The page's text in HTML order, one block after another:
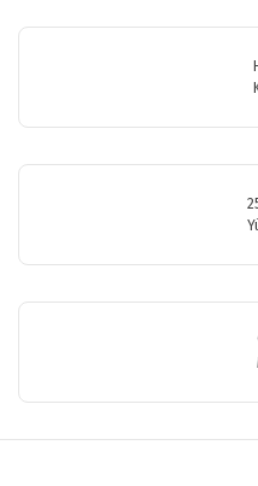
Ürün fiyatı diğer sitelerden